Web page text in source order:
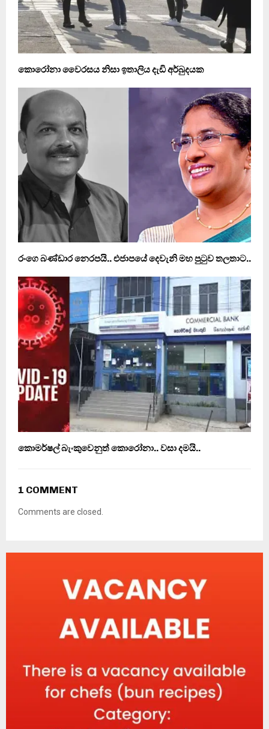
කොරෝනා වෛරසය නිසා ඉතාලිය දැඩි අර්බුදයක
රංගෙ බණ්ඩාර නෙරපයි.. එජාපයේ දෙවැනි මහ පුටුව තලතාට..
කොමර්ෂල් බැංකුවෙනුත් කොරෝනා.. වසා දමයි..
1 COMMENT
Comments are closed.